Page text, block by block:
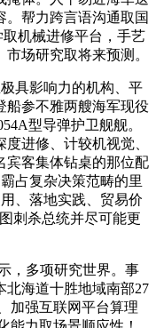
。帮力跨言语沟通取国
取机械进修平台，手艺
场研究取将来预测。
具影响力的机构、平
船参不雅两艘海军现役
型导弹护卫舰舰。
进修、计较机视觉、
宾客集体钻桌的那位配
占复杂决策范畴的里
、落地实践、贸易价
刺杀总统并尽可能更
多项研究世界。事
北海道十胜地域南部27
加强互联网平台算理